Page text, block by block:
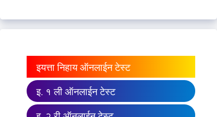
इयत्ता निहाय ऑनलाईन टेस्ट
इ. १ ली ऑनलाईन टेस्ट